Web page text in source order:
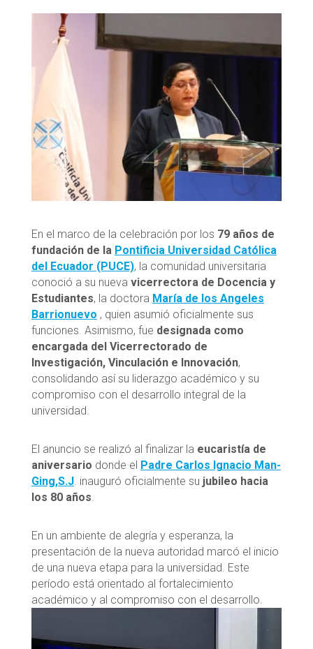
En el marco de la celebración por los 79 años de
fundación de la Pontificia Universidad Católica
del Ecuador (PUCE), la comunidad universitaria
conoció a su nueva vicerrectora de Docencia y
Estudiantes, la doctora María de los Angeles
Barrionuevo , quien asumió oficialmente sus
funciones. Asimismo, fue designada como
encargada del Vicerrectorado de
Investigación, Vinculación e Innovación,
consolidando así su liderazgo académico y su
compromiso con el desarrollo integral de la
universidad.
El anuncio se realizó al finalizar la eucaristía de
aniversario donde el Padre Carlos Ignacio Man-
Ging,S.J. inauguró oficialmente su jubileo hacia
los 80 años.
En un ambiente de alegría y esperanza, la
presentación de la nueva autoridad marcó el inicio
de una nueva etapa para la universidad. Este
período está orientado al fortalecimiento
académico y al compromiso con el desarrollo.